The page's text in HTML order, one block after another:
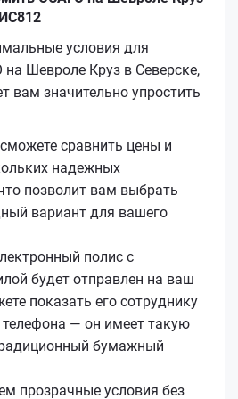
условия для
Шевроле Круз в Северске,
вам значительно упростить
сравнить цены и
надежных
позволит вам выбрать
вариант для вашего
полис с
будет отправлен на ваш
показать его сотруднику
— он имеет такую
бумажный
прозрачные условия без